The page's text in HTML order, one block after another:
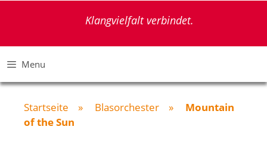
Klangvielfalt verbindet.
Menu
Startseite » Blasorchester » Mountain
of the Sun